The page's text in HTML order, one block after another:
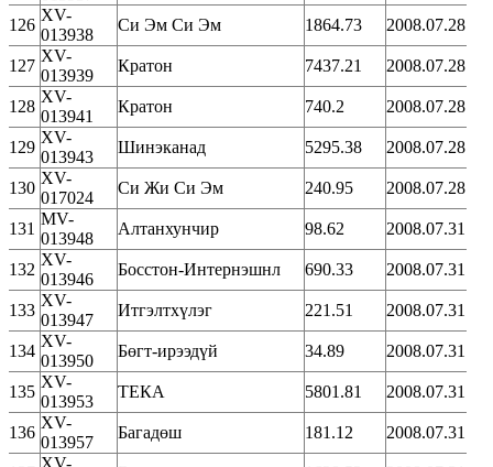
126
XV-
013938
Си Эм Си Эм 1864.73 2008.07.28
127
XV-
013939
Кратон 7437.21 2008.07.28
128
XV-
013941
Кратон 740.2 2008.07.28
129
XV-
013943
Шинэканад 5295.38 2008.07.28
130
XV-
017024
Си Жи Си Эм 240.95 2008.07.28
131
MV-
013948
Алтанхунчир 98.62 2008.07.31
132
XV-
013946
Босстон-Интернэшнл 690.33 2008.07.31
133
XV-
013947
Итгэлтхүлэг 221.51 2008.07.31
134
XV-
013950
Бөгт-ирээдүй 34.89 2008.07.31
135
XV-
013953
ТЕКА 5801.81 2008.07.31
136
XV-
013957
Багадөш 181.12 2008.07.31